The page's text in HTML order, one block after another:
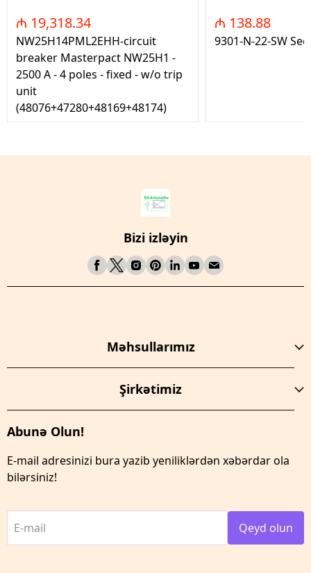
₼ 19,318.34
NW25H14PML2EHH-circuit
breaker Masterpact NW25H1 -
2500 A - 4 poles - fixed - w/o trip
unit
(48076+47280+48169+48174)
₼ 138.88
9301-N-22-SW
Bizi izləyin
Məhsullarımız
Şirkətimiz
Abunə Olun!
E-mail adresinizi bura yazib yeniliklərdən xəbərdar ola
bilərsiniz!
E-mail Qeyd olun